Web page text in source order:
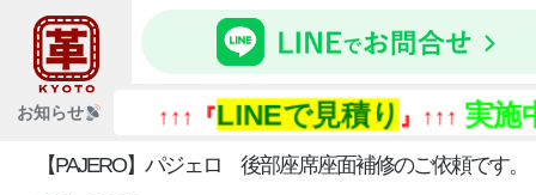
お知らせ ↑↑↑『LINEで見積り』↑↑↑ 実施中
【PAJERO】パジェロ 後部座席座面補修のご依頼です。